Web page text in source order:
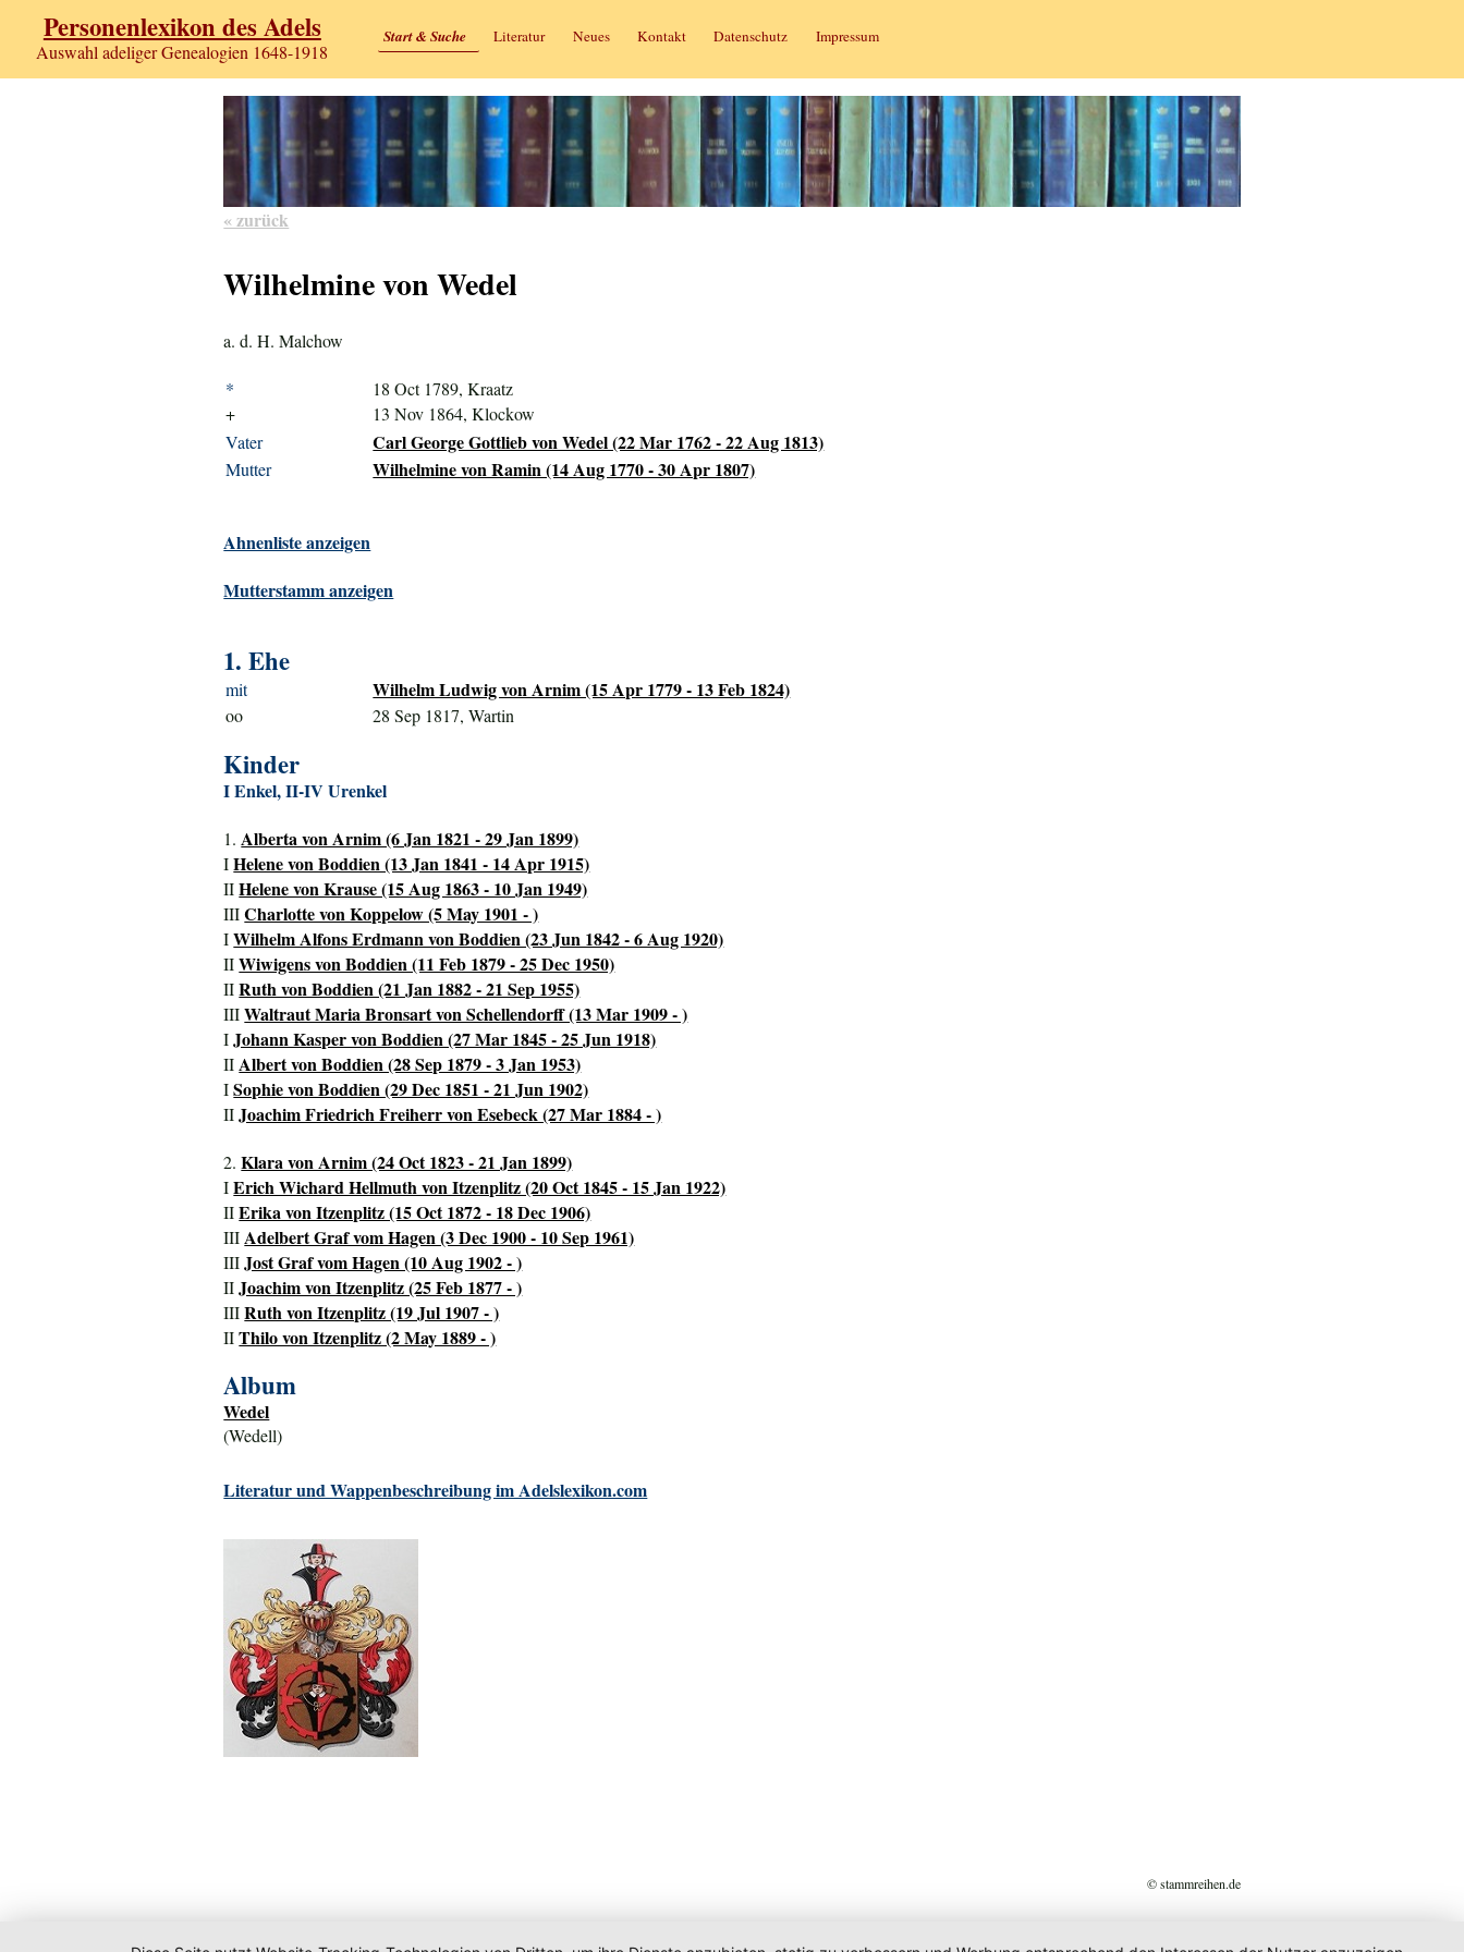
Personenlexikon des Adels
Auswahl adeliger Genealogien 1648-1918
Start & Suche Literatur Neues Kontakt Datenschutz Impressum
« zurück
Wilhelmine von Wedel
a. d. H. Malchow
*
18 Oct 1789, Kraatz
+
13 Nov 1864, Klockow
Vater
Carl George Gottlieb von Wedel (22 Mar 1762 - 22 Aug 1813)
Mutter Wilhelmine von Ramin (14 Aug 1770 - 30 Apr 1807)
Ahnenliste anzeigen
Mutterstamm anzeigen
1. Ehe
mit Wilhelm Ludwig von Arnim (15 Apr 1779 - 13 Feb 1824)
oo 28 Sep 1817, Wartin
Kinder
I Enkel, II-IV Urenkel
1.Alberta von Arnim (6 Jan 1821 - 29 Jan 1899)
IHelene von Boddien (13 Jan 1841 - 14 Apr 1915)
IIHelene von Krause (15 Aug 1863 - 10 Jan 1949)
IIICharlotte von Koppelow (5 May 1901 - )
IWilhelm Alfons Erdmann von Boddien (23 Jun 1842 - 6 Aug 1920)
IIWiwigens von Boddien (11 Feb 1879 - 25 Dec 1950)
IIRuth von Boddien (21 Jan 1882 - 21 Sep 1955)
IIIWaltraut Maria Bronsart von Schellendorff (13 Mar 1909 - )
IJohann Kasper von Boddien (27 Mar 1845 - 25 Jun 1918)
IIAlbert von Boddien (28 Sep 1879 - 3 Jan 1953)
ISophie von Boddien (29 Dec 1851 - 21 Jun 1902)
IIJoachim Friedrich Freiherr von Esebeck (27 Mar 1884 - )
2.Klara von Arnim (24 Oct 1823 - 21 Jan 1899)
IErich Wichard Hellmuth von Itzenplitz (20 Oct 1845 - 15 Jan 1922)
IIErika von Itzenplitz (15 Oct 1872 - 18 Dec 1906)
IIIAdelbert Graf vom Hagen (3 Dec 1900 - 10 Sep 1961)
IIIJost Graf vom Hagen (10 Aug 1902 - )
IIJoachim von Itzenplitz (25 Feb 1877 - )
IIIRuth von Itzenplitz (19 Jul 1907 - )
IIThilo von Itzenplitz (2 May 1889 - )
Album
Wedel
(Wedell)
Literatur und Wappenbeschreibung im Adelslexikon.com
© stammreihen.de